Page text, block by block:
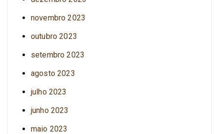
novembro 2023
outubro 2023
setembro 2023
agosto 2023
julho 2023
junho 2023
maio 2023